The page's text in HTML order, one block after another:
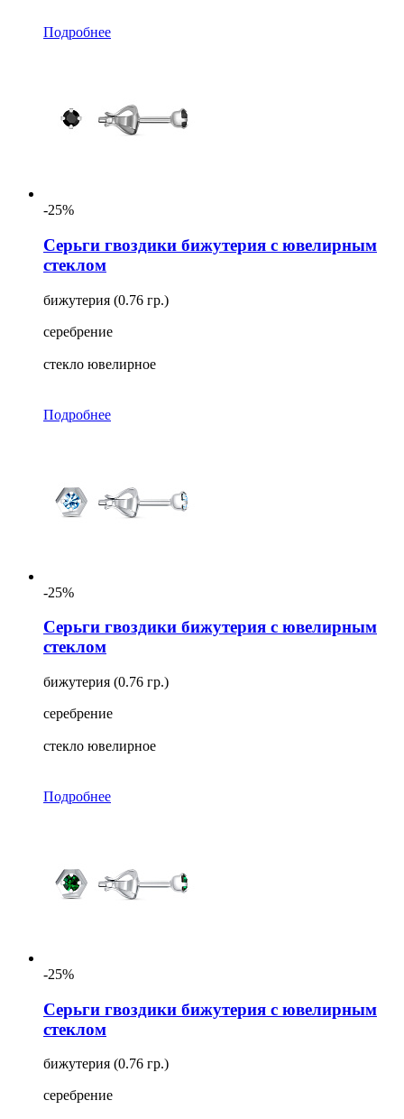
Подробнее
-25%
Серьги гвоздики бижутерия с ювелирным
стеклом
бижутерия (0.76 гр.)
серебрение
стекло ювелирное
Подробнее
-25%
Серьги гвоздики бижутерия с ювелирным
стеклом
бижутерия (0.76 гр.)
серебрение
стекло ювелирное
Подробнее
-25%
Серьги гвоздики бижутерия с ювелирным
стеклом
бижутерия (0.76 гр.)
серебрение